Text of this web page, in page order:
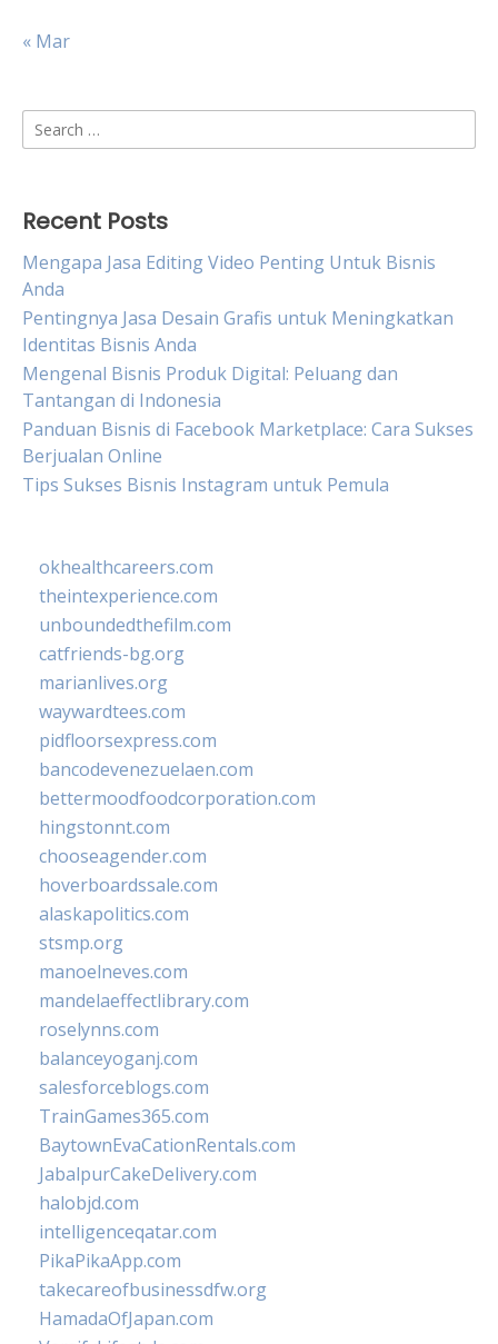
« Mar
Search
for:
Recent Posts
Mengapa Jasa Editing Video Penting Untuk Bisnis
Anda
Pentingnya Jasa Desain Grafis untuk Meningkatkan
Identitas Bisnis Anda
Mengenal Bisnis Produk Digital: Peluang dan
Tantangan di Indonesia
Panduan Bisnis di Facebook Marketplace: Cara Sukses
Berjualan Online
Tips Sukses Bisnis Instagram untuk Pemula
okhealthcareers.com
theintexperience.com
unboundedthefilm.com
catfriends-bg.org
marianlives.org
waywardtees.com
pidfloorsexpress.com
bancodevenezuelaen.com
bettermoodfoodcorporation.com
hingstonnt.com
chooseagender.com
hoverboardssale.com
alaskapolitics.com
stsmp.org
manoelneves.com
mandelaeffectlibrary.com
roselynns.com
balanceyoganj.com
salesforceblogs.com
TrainGames365.com
BaytownEvaCationRentals.com
JabalpurCakeDelivery.com
halobjd.com
intelligenceqatar.com
PikaPikaApp.com
takecareofbusinessdfw.org
HamadaOfJapan.com